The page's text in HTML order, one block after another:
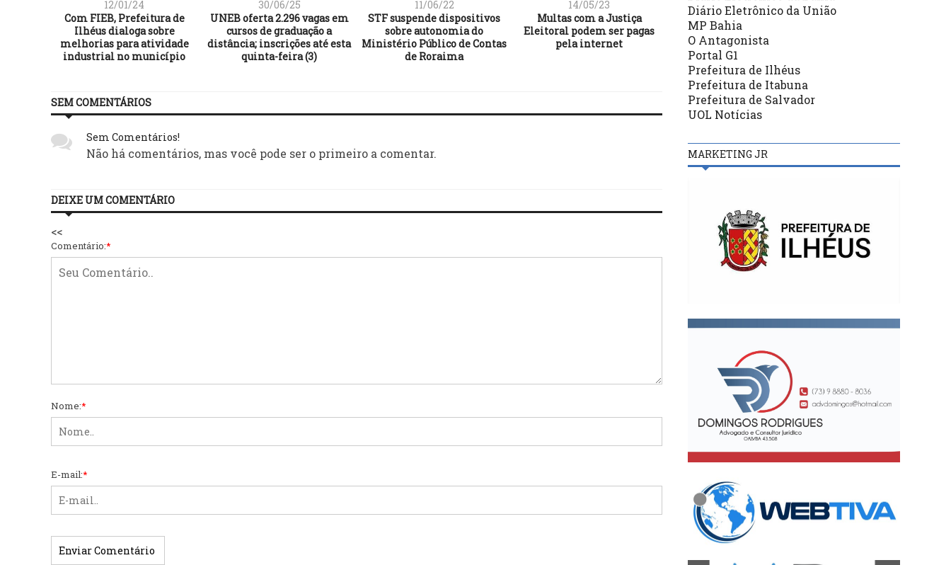
12/01/24
Com FIEB, Prefeitura de
Ilhéus dialoga sobre
melhorias para atividade
industrial no município
30/06/25
UNEB oferta 2.296 vagas em
cursos de graduação a
distância; inscrições até esta
quinta-feira (3)
11/06/22
STF suspende dispositivos
sobre autonomia do
Ministério Público de Contas
de Roraima
14/05/23
Multas com a Justiça
Eleitoral podem ser pagas
pela internet
15/09/21
Conselho de Ética adia
decisão sobre deputado Boca
Aberta
Vereador propõe
SEM COMENTÁRIOS
Sem Comentários!
Não há comentários, mas você pode ser o primeiro a comentar.
DEIXE UM COMENTÁRIO
<<
Comentário:*
Nome:*
E-mail:*
Diário Eletrônico da União
MP Bahia
O Antagonista
Portal G1
Prefeitura de Ilhéus
Prefeitura de Itabuna
Prefeitura de Salvador
UOL Notícias
MARKETING JR